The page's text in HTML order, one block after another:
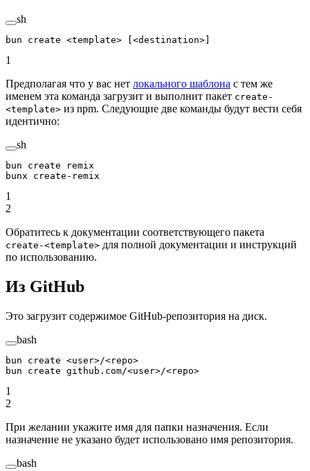
sh
bun create <template> [<destination>]
1
Предполагая что у вас нет локального шаблона с тем же
именем эта команда загрузит и выполнит пакет create-
<template> из npm. Следующие две команды будут вести себя
идентично:
sh
bun create remix
bunx create-remix
1
2
Обратитесь к документации соответствующего пакета
create-<template> для полной документации и инструкций
по использованию.
Из GitHub
Это загрузит содержимое GitHub-репозитория на диск.
bash
bun create <use r>/<repo>
bun create github.com/<use r>/<repo>
1
2
При желании укажите имя для папки назначения. Если
назначение не указано будет использовано имя репозитория.
bash